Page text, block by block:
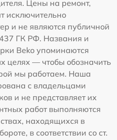
Цены на ремонт,
исключительно
и не являются публичной
437 ГК РФ. Названия и
Beko упоминаются
целях — чтобы обозначить
мы работаем. Наша
с владельцами
и не представляет их
работ выполняются
находящихся в
в соответствии со ст.